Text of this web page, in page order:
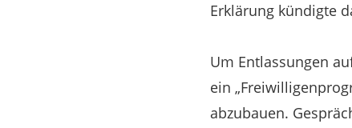
Erklärung kündigte
Um Entlassungen
ein
abzubauen.